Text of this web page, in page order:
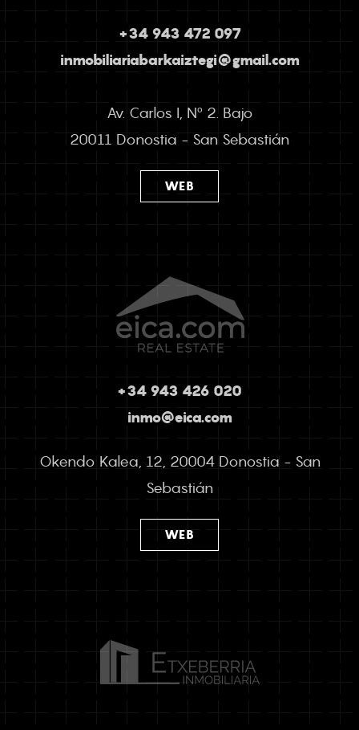
+34 943 472 097
inmobiliariabarkaiztegi@gmail.com
Av. Carlos I, Nº 2. Bajo
20011 Donostia - San Sebastián
WEB
+34 943 426 020
inmo@eica.com
Okendo Kalea, 12, 20004 Donostia - San
Sebastián
WEB